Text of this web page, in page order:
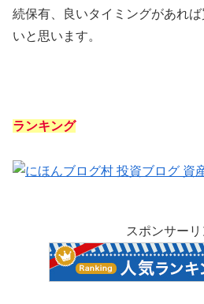
続保有、良いタイミングがあれ
いと思います。
ランキング
スポンサーリ